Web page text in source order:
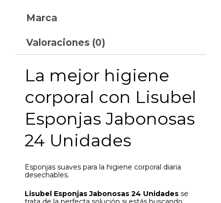
Marca
Valoraciones (0)
La mejor higiene
corporal con Lisubel
Esponjas Jabonosas
24 Unidades
Esponjas suaves para la higiene corporal diaria
desechables.
Lisubel Esponjas Jabonosas 24 Unidades se